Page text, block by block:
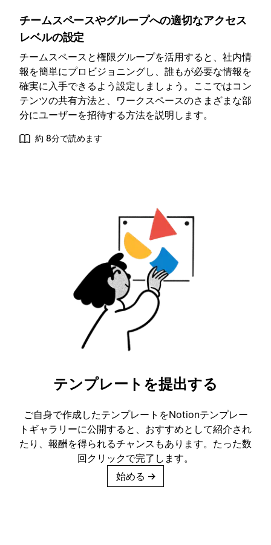
チームスペースやグループへの適切なアクセス
レベルの設定
チームスペースと権限グループを活用すると、社内情
報を簡単にプロビジョニングし、誰もが必要な情報を
確実に入手できるよう設定しましょう。ここではコン
テンツの共有方法と、ワークスペースのさまざまな部
分にユーザーを招待する方法を説明します。
約 8分で読めます
テンプレートを提出する
ご自身で作成したテンプレートをNotionテンプレー
トギャラリーに公開すると、おすすめとして紹介され
たり、報酬を得られるチャンスもあります。たった数
回クリックで完了します。
始める →